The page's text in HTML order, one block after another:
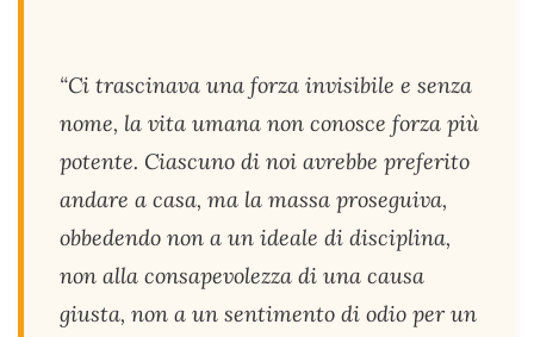
“Ci trascinava una forza invisibile e senza
nome, la vita umana non conosce forza più
potente. Ciascuno di noi avrebbe preferito
andare a casa, ma la massa proseguiva,
obbedendo non a un ideale di disciplina,
non alla consapevolezza di una causa
giusta, non a un sentimento di odio per un